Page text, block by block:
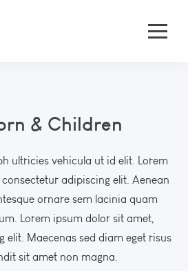
& Children
ultricies vehicula ut id elit. Lorem
adipiscing elit. Aenean
ornare sem lacinia quam
Lorem ipsum dolor sit amet,
elit. Maecenas sed diam eget risus
sit amet non magna.